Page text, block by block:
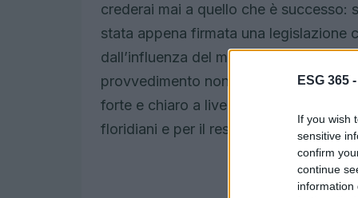
ESG 365 -
If you wish
sensitive
confirm
continue
information
crederai mai a quello che è successo:
stata appena firmata una legislazione
dall’influenza del movimento ESG
provvedimento non è solo una
forte e chiaro a livello nazionale e
floridiani e per il resto del paese?